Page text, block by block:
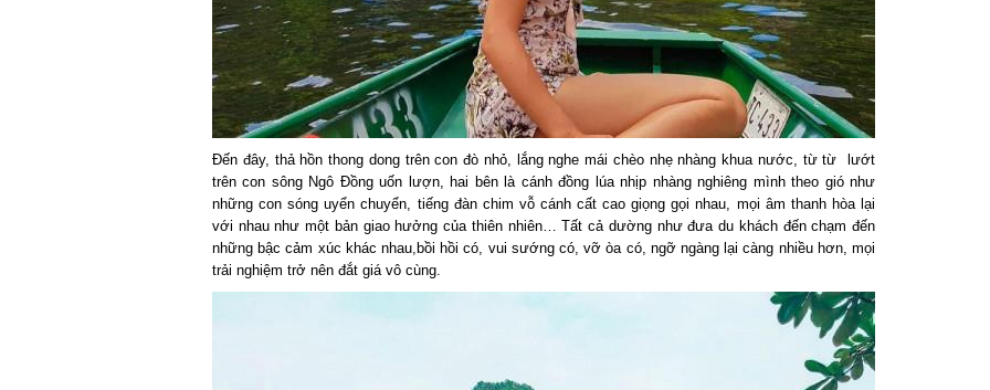
Đến đây, thả hồn thong dong trên con đò nhỏ, lắng nghe mái chèo nhẹ nhàng khua nước, từ từ lướt
trên con sông Ngô Đồng uốn lượn, hai bên là cánh đồng lúa nhịp nhàng nghiêng mình theo gió như
những con sóng uyển chuyển, tiếng đàn chim vỗ cánh cất cao giọng gọi nhau, mọi âm thanh hòa lại
với nhau như một bản giao hưởng của thiên nhiên… Tất cả dường như đưa du khách đến chạm đến
những bậc cảm xúc khác nhau,bồi hồi có, vui sướng có, vỡ òa có, ngỡ ngàng lại càng nhiều hơn, mọi
trải nghiệm trở nên đắt giá vô cùng.